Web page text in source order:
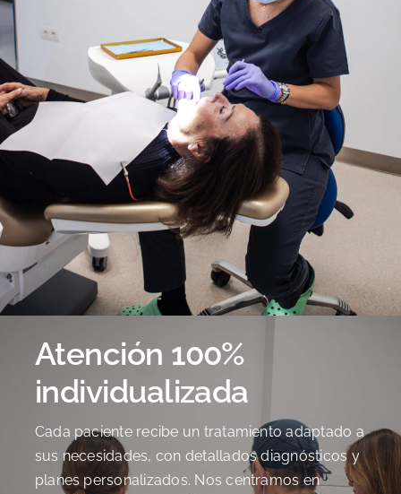
Atención 100%
individualizada
Cada paciente recibe un tratamiento adaptado a
sus necesidades, con detallados diagnósticos y
planes personalizados. Nos centramos en